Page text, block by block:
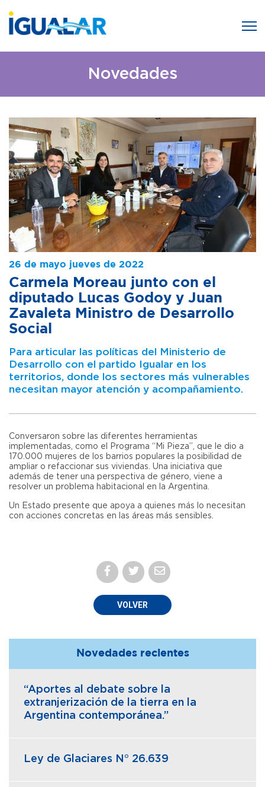
Novedades
26 de mayo jueves de 2022
Carmela Moreau junto con el
diputado Lucas Godoy y Juan
Zavaleta Ministro de Desarrollo
Social
Para articular las políticas del Ministerio de
Desarrollo con el partido Igualar en los
territorios, donde los sectores más vulnerables
necesitan mayor atención y acompañamiento.
Conversaron sobre las diferentes herramientas
implementadas, como el Programa “Mi Pieza”, que le dio a
170.000 mujeres de los barrios populares la posibilidad de
ampliar o refaccionar sus viviendas. Una iniciativa que
además de tener una perspectiva de género, viene a
resolver un problema habitacional en la Argentina.
Un Estado presente que apoya a quienes más lo necesitan
con acciones concretas en las áreas más sensibles.
VOLVER
Novedades recientes
“Aportes al debate sobre la
extranjerización de la tierra en la
Argentina contemporánea.”
Ley de Glaciares N° 26.639